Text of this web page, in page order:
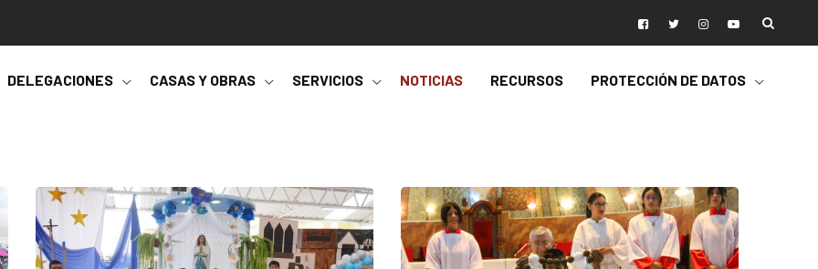
DELEGACIONES CASAS Y OBRAS SERVICIOS NOTICIAS RECURSOS PROTECCIÓN DE DATOS